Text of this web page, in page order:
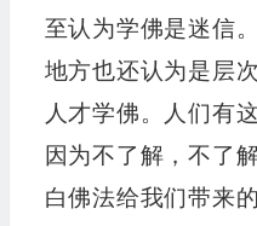
至认为学佛是迷信
地方也还认为是层
人才学佛。人们有
因为不了解，不了
白佛法给我们带来